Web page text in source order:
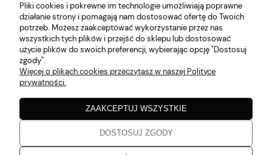
PŁATNOŚCI I DOSTAWA
INFORMACJE
O NAS
Pliki cookies i pokrewne im technologie umożliwiają poprawne
działanie strony i pomagają nam dostosować ofertę do Twoich
potrzeb. Możesz zaakceptować wykorzystanie przez nas
wszystkich tych plików i przejść do sklepu lub dostosować
użycie plików do swoich preferencji, wybierając opcję "Dostosuj
zgody".
Więcej o plikach cookies przeczytasz w naszej Polityce
prywatności.
DOSTOSUJ ZGODY
ZAAKCEPTUJ WSZYSTKIE